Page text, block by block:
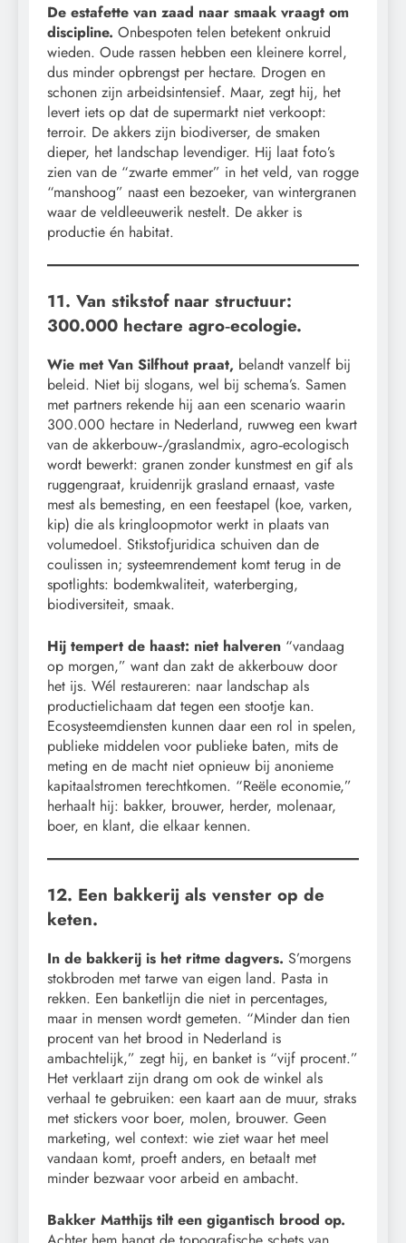
De estafette van zaad naar smaak vraagt om
discipline. Onbespoten telen betekent onkruid
wieden. Oude rassen hebben een kleinere korrel,
dus minder opbrengst per hectare. Drogen en
schonen zijn arbeidsintensief. Maar, zegt hij, het
levert iets op dat de supermarkt niet verkoopt:
terroir. De akkers zijn biodiverser, de smaken
dieper, het landschap levendiger. Hij laat foto’s
zien van de “zwarte emmer” in het veld, van rogge
“manshoog” naast een bezoeker, van wintergranen
waar de veldleeuwerik nestelt. De akker is
productie én habitat.
11. Van stikstof naar structuur:
300.000 hectare agro‑ecologie.
Wie met Van Silfhout praat, belandt vanzelf bij
beleid. Niet bij slogans, wel bij schema’s. Samen
met partners rekende hij aan een scenario waarin
300.000 hectare in Nederland, ruwweg een kwart
van de akkerbouw‑/graslandmix, agro‑ecologisch
wordt bewerkt: granen zonder kunstmest en gif als
ruggengraat, kruidenrijk grasland ernaast, vaste
mest als bemesting, en een feestapel (koe, varken,
kip) die als kringloopmotor werkt in plaats van
volumedoel. Stikstofjuridica schuiven dan de
coulissen in; systeemrendement komt terug in de
spotlights: bodemkwaliteit, waterberging,
biodiversiteit, smaak.
Hij tempert de haast: niet halveren “vandaag
op morgen,” want dan zakt de akkerbouw door
het ijs. Wél restaureren: naar landschap als
productielichaam dat tegen een stootje kan.
Ecosysteemdiensten kunnen daar een rol in spelen,
publieke middelen voor publieke baten, mits de
meting en de macht niet opnieuw bij anonieme
kapitaalstromen terechtkomen. “Reële economie,”
herhaalt hij: bakker, brouwer, herder, molenaar,
boer, en klant, die elkaar kennen.
12. Een bakkerij als venster op de
keten.
In de bakkerij is het ritme dagvers. S’morgens
stokbroden met tarwe van eigen land. Pasta in
rekken. Een banketlijn die niet in percentages,
maar in mensen wordt gemeten. “Minder dan tien
procent van het brood in Nederland is
ambachtelijk,” zegt hij, en banket is “vijf procent.”
Het verklaart zijn drang om ook de winkel als
verhaal te gebruiken: een kaart aan de muur, straks
met stickers voor boer, molen, brouwer. Geen
marketing, wel context: wie ziet waar het meel
vandaan komt, proeft anders, en betaalt met
minder bezwaar voor arbeid en ambacht.
Bakker Matthijs tilt een gigantisch brood op.